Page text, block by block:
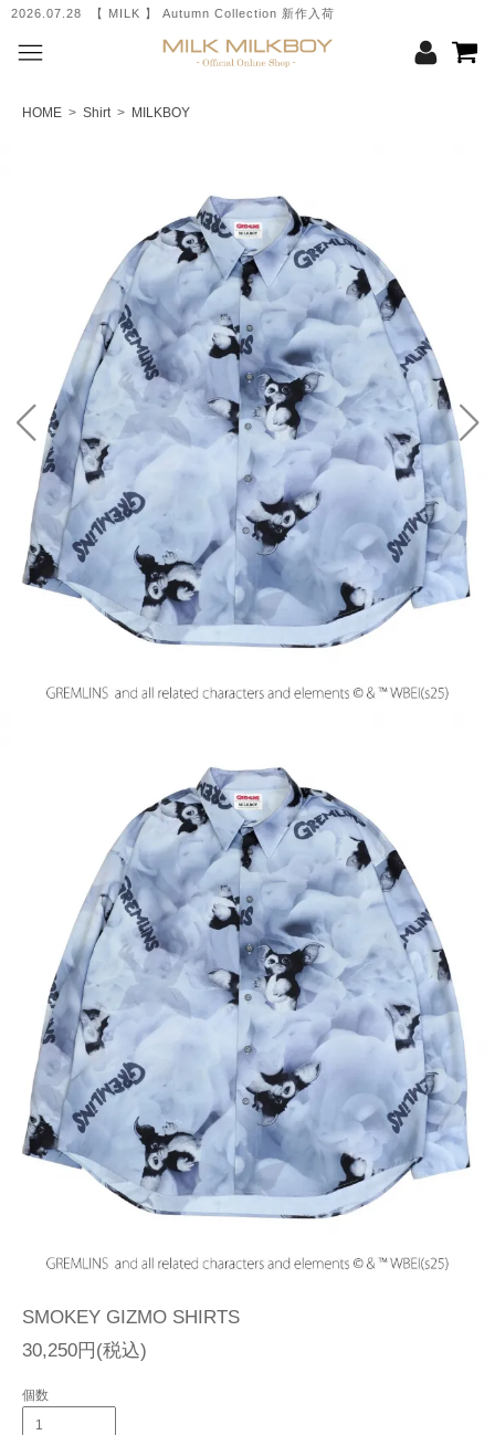
2026.07.28 【 MILK 】 Autumn Collection 新作入荷
HOME > Shirt> MILKBOY
SMOKEY GIZMO SHIRTS
30,250円(税込)
個数